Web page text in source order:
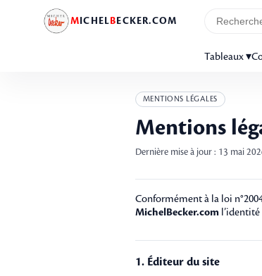
M ICHELBECKER.COM
Tableaux ▾
MENTIONS LÉGALES
Mentions
Dernière mise à jour : 13 mai
Conformément à la loi
MichelBecker.com
1. Éditeur du site